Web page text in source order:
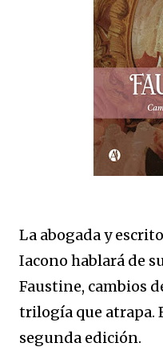
La abogada y
Iacono hablará de
Faustine, cambios
trilogía que atrapa.
segunda edición.